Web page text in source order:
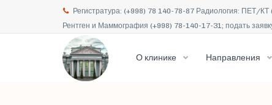
Регистратура: (+998) 78 140-78-87 Радиология: ПЕТ/
Рентген и Маммография (+998) 78-140-17-31; подать
О клинике Направления